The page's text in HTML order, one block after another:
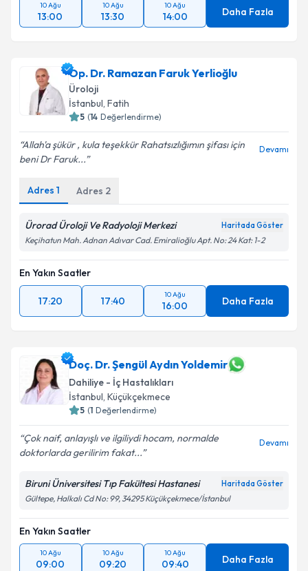
10 Ağu
13:00
10 Ağu
13:30
10 Ağu
14:00 Daha Fazla
Op. Dr. Ramazan Faruk Yerlioğlu
Üroloji
İstanbul, Fatih
5 (14 Değerlendirme)
Allah'a şükür , kula teşekkür Rahatsızlığımın şifası için
beni Dr Faruk...
Devamı
Adres 1 Adres 2
Ürorad Üroloji Ve Radyoloji Merkezi Haritada Göster
Keçihatun Mah. Adnan Adıvar Cad. Emiralioğlu Apt. No: 24 Kat: 1-2
En Yakın Saatler
17:20 17:40
10 Ağu
16:00 Daha Fazla
Doç. Dr. Şengül Aydın Yoldemir
Dahiliye - İç Hastalıkları
İstanbul, Küçükçekmece
5 (1 Değerlendirme)
Çok naif, anlayışlı ve ilgiliydi hocam, normalde
doktorlarda gerilirim fakat...
Devamı
Biruni Üniversitesi Tıp Fakültesi Hastanesi Haritada Göster
Gültepe, Halkalı Cd No: 99, 34295 Küçükçekmece/İstanbul
En Yakın Saatler
10 Ağu
09:00
10 Ağu
09:20
10 Ağu
09:40 Daha Fazla